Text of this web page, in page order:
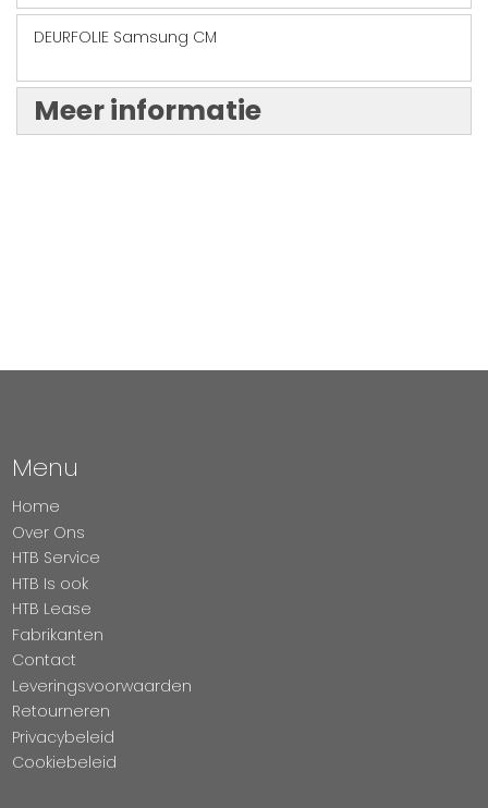
DEURFOLIE Samsung CM
Meer informatie
Menu
Home
Over Ons
HTB Service
HTB Is ook
HTB Lease
Fabrikanten
Contact
Leveringsvoorwaarden
Retourneren
Privacybeleid
Cookiebeleid